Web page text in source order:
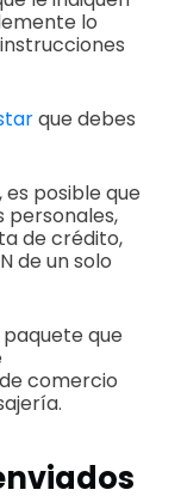
lo
que debes
posible que
personales,
de crédito,
de un solo
que
comercio